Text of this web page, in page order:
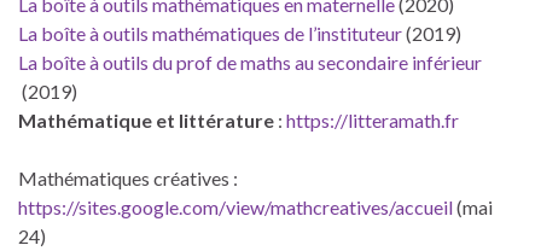
La boîte à outils mathématiques de l’instituteur(2019)
La boîte à outils du prof de maths au secondaire inférieur
(2019)
Mathématique et littérature : https://litteramath.fr
Mathématiques créatives :
https://sites.google.com/view/mathcreatives/accueil(mai
24)